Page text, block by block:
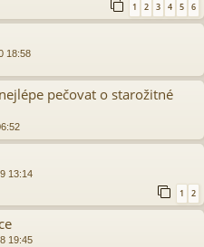
1 2 3 4 5 6
18:58
pečovat o starožitné
13:14
1 2
19:45